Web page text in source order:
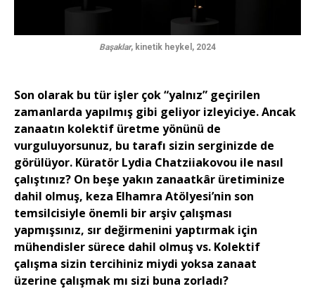
Başaklar, kinetik heykel, 2024
Son olarak bu tür işler çok “yalnız” geçirilen
zamanlarda yapılmış gibi geliyor izleyiciye. Ancak
zanaatın kolektif üretme yönünü de
vurguluyorsunuz, bu tarafı sizin serginizde de
görülüyor. Küratör Lydia Chatziiakovou ile nasıl
çalıştınız? On beşe yakın zanaatkâr üretiminize
dahil olmuş, keza Elhamra Atölyesi’nin son
temsilcisiyle önemli bir arşiv çalışması
yapmışsınız, sır değirmenini yaptırmak için
mühendisler sürece dahil olmuş vs. Kolektif
çalışma sizin tercihiniz miydi yoksa zanaat
üzerine çalışmak mı sizi buna zorladı?